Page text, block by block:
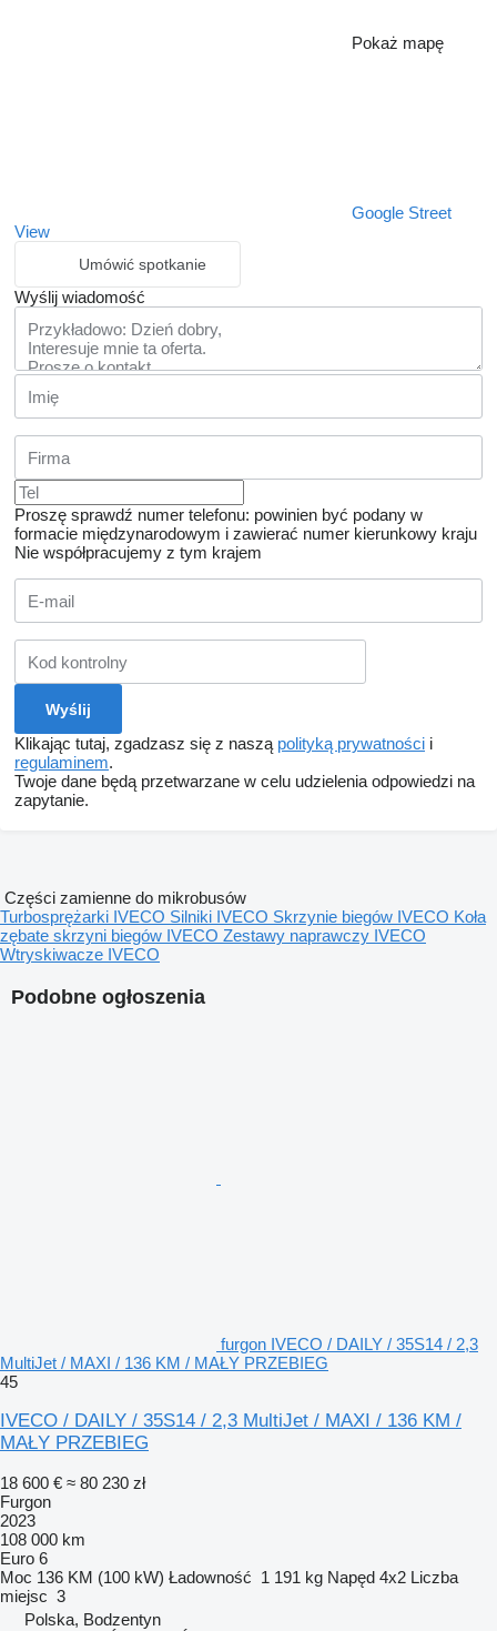
Pokaż mapę
Google Street
View
Umówić spotkanie
Wyślij wiadomość
Proszę sprawdź numer telefonu: powinien być podany w
formacie międzynarodowym i zawierać numer kierunkowy kraju
Nie współpracujemy z tym krajem
Klikając tutaj, zgadzasz się z naszą polityką prywatności i
regulaminem.
Twoje dane będą przetwarzane w celu udzielenia odpowiedzi na
zapytanie.
Podobne ogłoszenia
furgon IVECO / DAILY / 35S14 / 2,3
MultiJet / MAXI / 136 KM / MAŁY PRZEBIEG
45
IVECO / DAILY / 35S14 / 2,3 MultiJet / MAXI / 136 KM /
MAŁY PRZEBIEG
18 600 € ≈ 80 230 zł
Furgon
2023
108 000 km
Euro 6
Moc 136 KM (100 kW) Ładowność 1 191 kg Napęd 4x2 Liczba
miejsc 3
Polska, Bodzentyn
Części zamienne do mikrobusów
Turbosprężarki IVECO Silniki IVECO Skrzynie biegów IVECO Koła
zębate skrzyni biegów IVECO Zestawy naprawczy IVECO
Wtryskiwacze IVECO